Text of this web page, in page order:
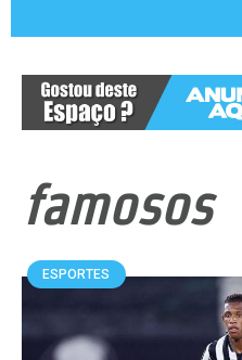
famosos
ESPORTES